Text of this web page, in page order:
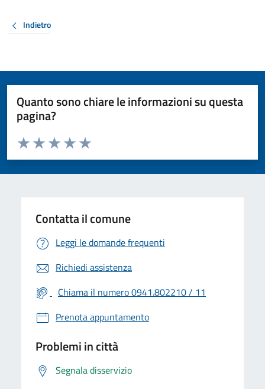
Indietro
Quanto sono chiare le informazioni su questa
pagina?
Valuta da 1 a 5 stelle la pagina
Valuta 5 stelle su 5
Valuta 4 stelle su 5
Valuta 3 stelle su 5
Valuta 2 stelle su 5
Valuta 1 stelle su 5
Contatta il comune
Leggi le domande frequenti
Richiedi assistenza
Chiama il numero 0941.802210 / 11
Prenota appuntamento
Problemi in città
Segnala disservizio